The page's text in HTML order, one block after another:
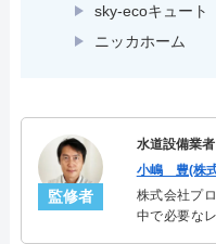
sky-ecoキュート
ニッカホーム
監修者
水道設備業
小嶋 豊(株
株式会社プ
中で必要な